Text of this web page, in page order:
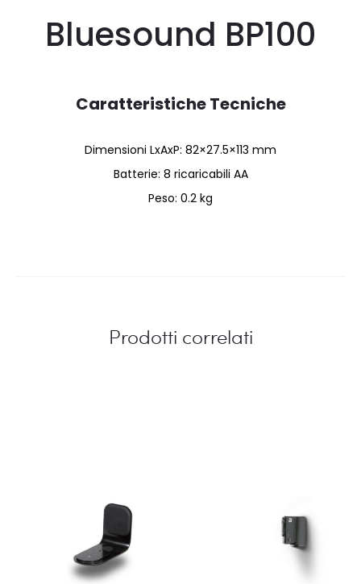
Bluesound BP100
Caratteristiche Tecniche
Dimensioni LxAxP: 82×27.5×113 mm
Batterie: 8 ricaricabili AA
Peso: 0.2 kg
Prodotti correlati